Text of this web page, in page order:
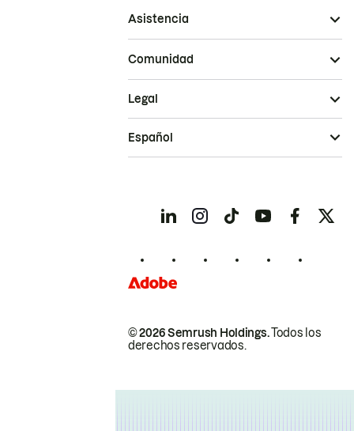
Asistencia
Comunidad
© 2026 Semrush Holdings.Todos los
derechos reservados.
Legal
Español